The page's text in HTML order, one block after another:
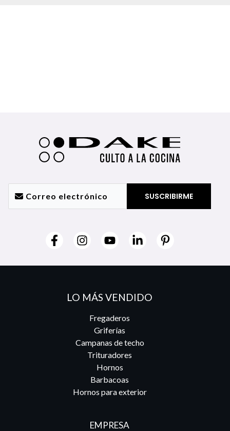
LO MÁS VENDIDO
Fregaderos
Griferías
Campanas de techo
Trituradores
Hornos
Barbacoas
Hornos para exterior
EMPRESA